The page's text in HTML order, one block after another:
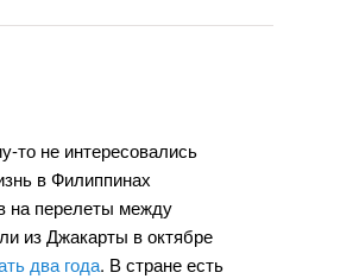
не интересовались
в Филиппинах
на перелеты между
из Джакарты в октябре
два года. В стране есть